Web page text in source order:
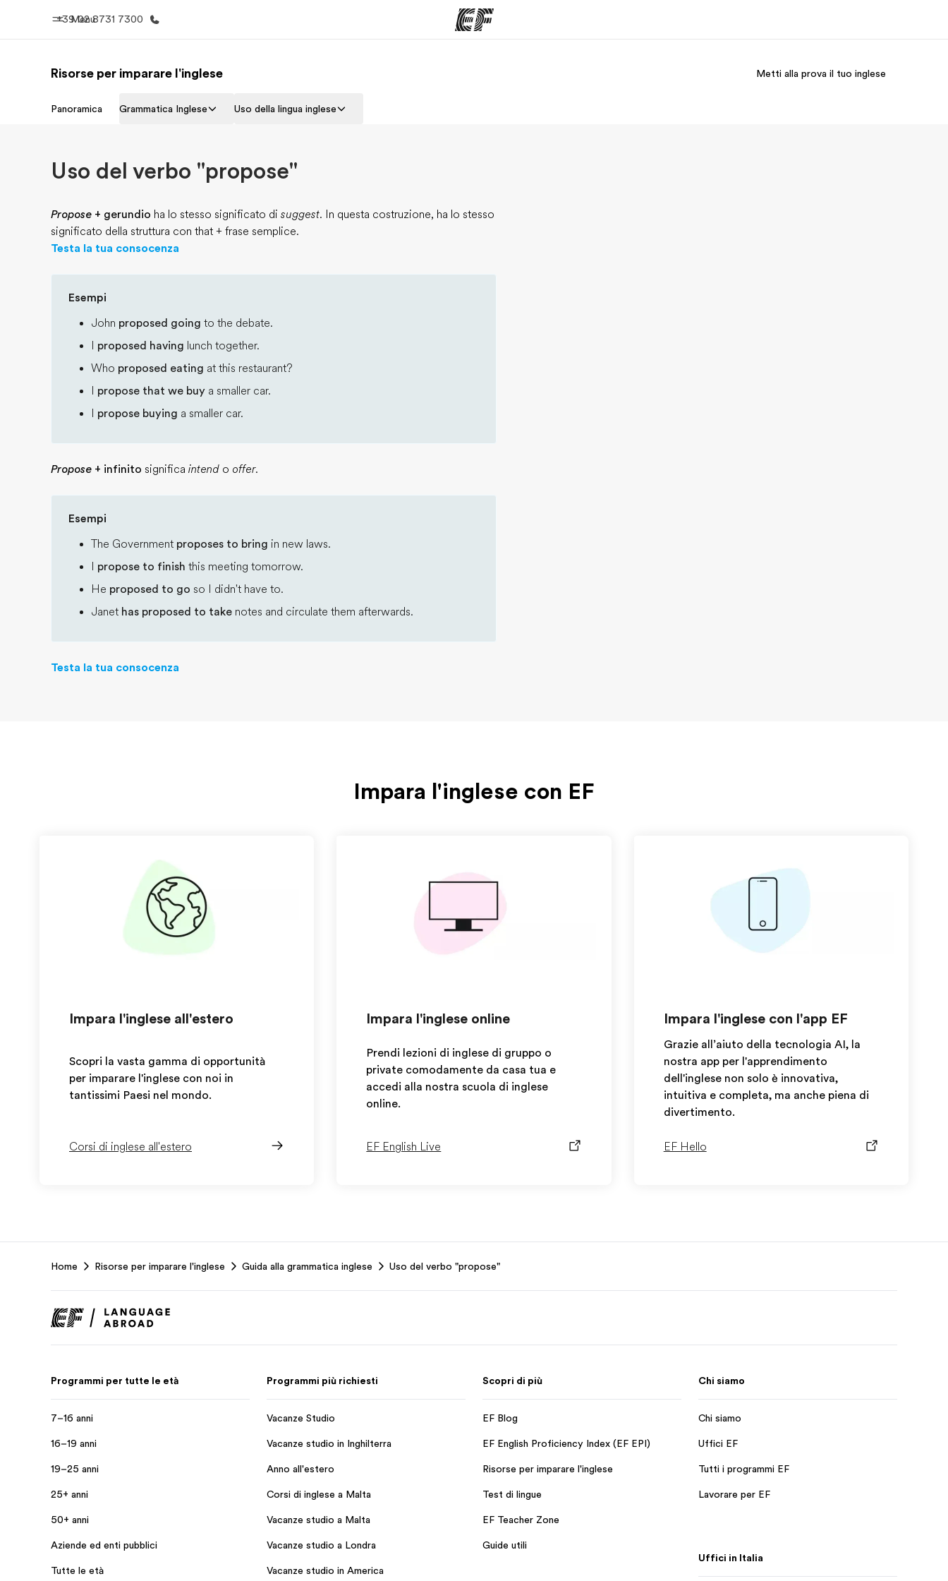
Menu
+39 02 8731 7300
Homepage Programmi
Risorse per imparare l'inglese Metti alla prova il tuo inglese
Panoramica Grammatica Inglese Uso della lingua inglese
Uso del verbo "propose"
Propose + gerundio ha lo stesso significato di suggest. In questa costruzione, ha lo stesso
significato della struttura con that + frase semplice.
Testa la tua consocenza
Esempi
John proposed going to the debate.
proposed having lunch together.
Who proposed eating at this restaurant?
propose that we buy a smaller car.
propose buying a smaller car.
Propose + infinito significa intend o offer.
Esempi
The Government proposes to bring in new laws.
propose to finish this meeting tomorrow.
He proposed to go so I didn't have to.
Janet has proposed to take notes and circulate them afterwards.
Testa la tua consocenza
Impara l'inglese con EF
Impara l'inglese all'estero
Scopri la vasta gamma di opportunità
per imparare l'inglese con noi in
tantissimi Paesi nel mondo.
Corsi di inglese all'estero
Impara l'inglese online
Prendi lezioni di inglese di gruppo o
private comodamente da casa tua e
accedi alla nostra scuola di inglese
online.
EF English Live
Impara l'inglese con l'app EF
Grazie all’aiuto della tecnologia AI, la
nostra app per l'apprendimento
dell'inglese non solo è innovativa,
intuitiva e completa, ma anche piena di
divertimento.
EF Hello
Home Risorse per imparare l'inglese Guida alla grammatica inglese Uso del verbo "propose"
Programmi per tutte le età
7–16 anni
16–19 anni
19–25 anni
25+ anni
50+ anni
Aziende ed enti pubblici
Tutte le età
Programmi più richiesti
Vacanze Studio
Vacanze studio in Inghilterra
Anno all'estero
Corsi di inglese a Malta
Vacanze studio a Malta
Vacanze studio a Londra
Vacanze studio in America
Scopri di più
EF Blog
EF English Proficiency Index (EF EPI)
Risorse per imparare l'inglese
Test di lingue
EF Teacher Zone
Guide utili
Chi siamo
Chi siamo
Uffici EF
Tutti i programmi EF
Lavorare per EF
Uffici in Italia